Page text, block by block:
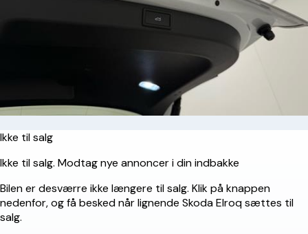
Ikke til salg
Ikke til salg. Modtag nye annoncer i din indbakke
Bilen er desværre ikke længere til salg. Klik på knappen
nedenfor, og få besked når lignende Skoda Elroq sættes til
salg.